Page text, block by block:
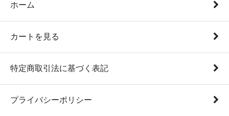
ホーム
カートを見る
特定商取引法に基づく表記
プライバシーポリシー